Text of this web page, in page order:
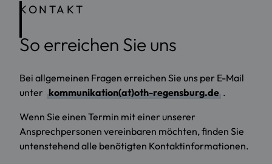
KONTAKT
So erreichen Sie uns
Bei allgemeinen Fragen erreichen Sie uns per E-Mail
unter kommunikation(at)oth-regensburg.de .
Wenn Sie einen Termin mit einer unserer
Ansprechpersonen vereinbaren möchten, finden Sie
untenstehend alle benötigten Kontaktinformationen.